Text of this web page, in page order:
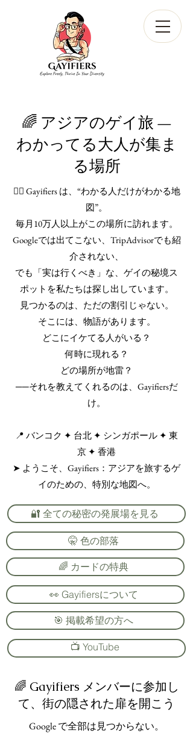
🌈 アジアのゲイ旅 —
わかってる大人が集ま
る場所
🏳️‍🌈 Gayifiers は、“わかる人だけがわかる地
図”。
毎月10万人以上がこの場所に訪れます。
Googleでは出てこない、TripAdvisorでも紹
介されない、
でも「実は行くべき」な、ゲイの秘境ス
ポットを私たちは探し出しています。
見つかるのは、ただの割引じゃない。
そこには、物語があります。
どこにイケてる人がいる？
何時に現れる？
どの場所が地雷？
──それを教えてくれるのは、Gayifiersだ
け。
📍 バンコク ✦ 台北 ✦ シンガポール ✦ 東
京 ✦ 香港
➤ ようこそ、Gayifiers：アジアを旅するゲ
イのための、特別な地図へ。
🔐 全ての秘密の発展場を見る
🤫 色の部落
🌈 カードの特典
👀 Gayifiersについて
🎯 掲載希望の方へ
📺 YouTube
🌈 Gayifiers メンバーに参加し
て、街の隠された扉を開こう
Google で全部は見つからない。